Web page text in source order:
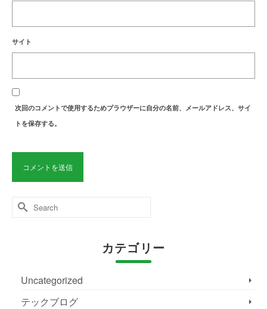
サイト
次回のコメントで使用するためブラウザーに自分の名前、メールアドレス、サイ
トを保存する。
Search
for:
カテゴリー
Uncategorized
テックブログ